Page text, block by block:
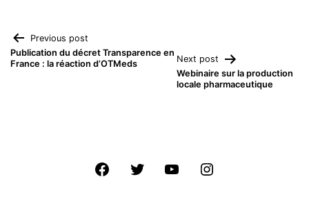
Navigation
de
Previous post
Publication du décret Transparence en
France : la réaction d’OTMeds
Next post
Webinaire sur la production
locale pharmaceutique
FacebookTwitter Youtube